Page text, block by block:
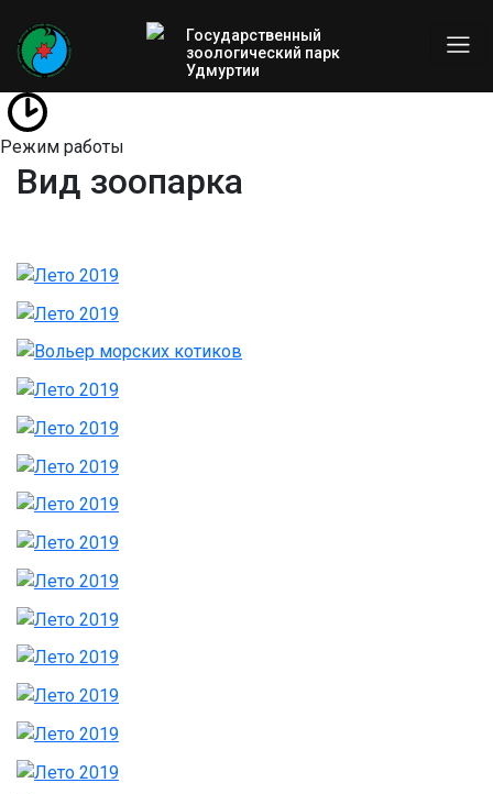
Государственный
зоологический парк
Удмуртии
Режим работы
Вид зоопарка